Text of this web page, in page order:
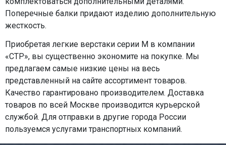
Поперечные балки придают изделию дополнительную
жесткость.
Приобретая легкие верстаки серии М в компании
«СТР», вы существенно экономите на покупке. Мы
предлагаем самые низкие цены на весь
представленный на сайте ассортимент товаров.
Качество гарантировано производителем. Доставка
товаров по всей Москве производится курьерской
службой. Для отправки в другие города России
пользуемся услугами транспортных компаний.